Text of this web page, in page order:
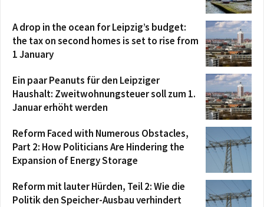
A drop in the ocean for Leipzig’s budget:
the tax on second homes is set to rise from
1 January
Ein paar Peanuts für den Leipziger
Haushalt: Zweitwohnungsteuer soll zum 1.
Januar erhöht werden
Reform Faced with Numerous Obstacles,
Part 2: How Politicians Are Hindering the
Expansion of Energy Storage
Reform mit lauter Hürden, Teil 2: Wie die
Politik den Speicher-Ausbau verhindert